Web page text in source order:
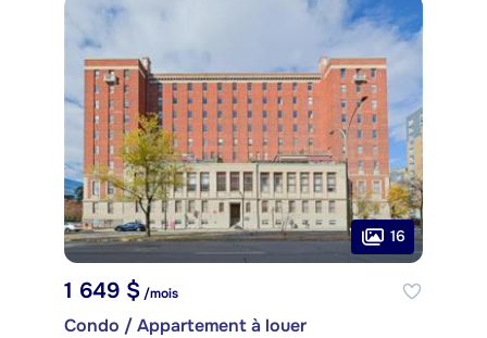
16
1 649 $ /mois
Condo / Appartement à louer